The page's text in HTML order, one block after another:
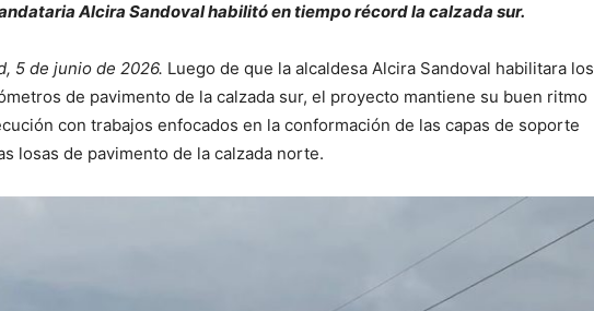
Alcira Sandoval habilitó en tiempo récord la calzada sur.
5 de junio de 2026. Luego de que la alcaldesa Alcira Sandoval habilitara los
de pavimento de la calzada sur, el proyecto mantiene su buen ritmo
con trabajos enfocados en la conformación de las capas de soporte
losas de pavimento de la calzada norte.